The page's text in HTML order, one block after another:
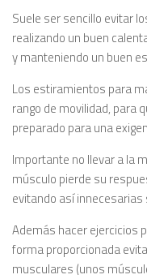
Suele ser sencillo evitar
realizando un buen
y manteniendo un buen
Los estiramientos para
rango de movilidad, para
preparado para una
Importante no llevar a la
músculo pierde su
evitando así innecesarias
Además hacer ejercicios
forma proporcionada
musculares (unos